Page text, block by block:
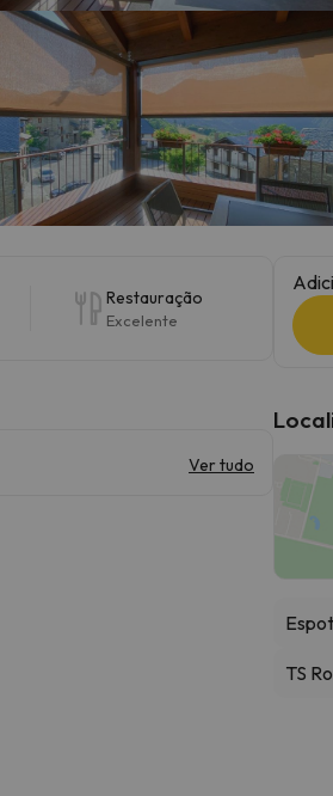
Restauração
Excelente
Ver tudo
TS